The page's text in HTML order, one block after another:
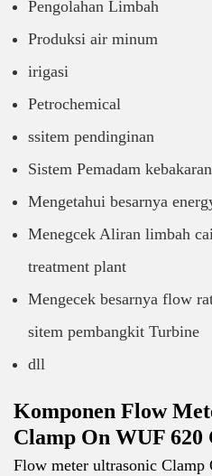
Pengolahan Limbah
Produksi air minum
irigasi
Petrochemical
ssitem pendinginan
Sistem Pemadam
Mengetahui besarnya
Menegcek Aliran limbah
treatment plant
Mengecek besarnya flow
sitem pembangkit Turbine
dll
Komponen Flow
Clamp On WUF 620
Flow meter ultrasonic Clamp